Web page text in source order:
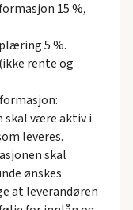
15 %,
5 %.
rente og
skal være aktiv i
leveres.
skal
ønskes
at leverandøren